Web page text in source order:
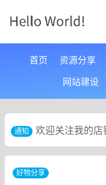
首页 资源分享
网站建设
通知 欢迎关注我的店
好物分享